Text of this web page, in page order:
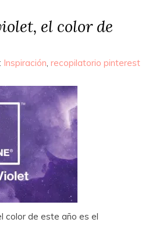
el color de
Inspiración, recopilatorio pinterest
color de este año es el